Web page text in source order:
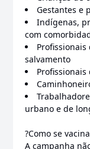
Gestantes e
Indígenas,
com
salvamento
Profissionais
urbano e de
?Como se
A campanha